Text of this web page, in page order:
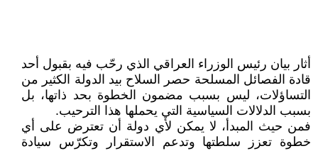
أثار بيان رئيس الوزراء العراقي الذي رحّب فيه بقبول أحد
قادة الفصائل المسلحة حصر السلاح بيد الدولة الكثير من
التساؤلات، ليس بسبب مضمون الخطوة بحد ذاتها، بل
بسبب الدلالات السياسية التي يحملها هذا الترحيب.
فمن حيث المبدأ، لا يمكن لأي دولة أن تعترض على أي
خطوة تعزز سلطتها وتدعم الاستقرار وتكرّس سيادة